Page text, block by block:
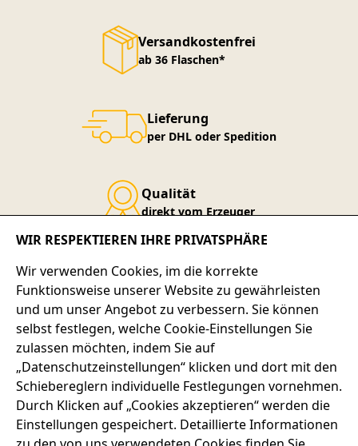
Versandkostenfrei
ab 36 Flaschen*
Lieferung
per DHL oder Spedition
Qualität
direkt vom Erzeuger
Service-Telefon
+49 7667 900-124
SERVICE-HOTLINE
ADRESSE
RECHTLICHES
WIR RESPEKTIEREN IHRE PRIVATSPHÄRE
Wir verwenden Cookies, im die korrekte
Funktionsweise unserer Website zu gewährleisten
und um unser Angebot zu verbessern. Sie können
selbst festlegen, welche Cookie-Einstellungen Sie
zulassen möchten, indem Sie auf
„Datenschutzeinstellungen“ klicken und dort mit den
Schiebereglern individuelle Festlegungen vornehmen.
Durch Klicken auf „Cookies akzeptieren“ werden die
Einstellungen gespeichert. Detaillierte Informationen